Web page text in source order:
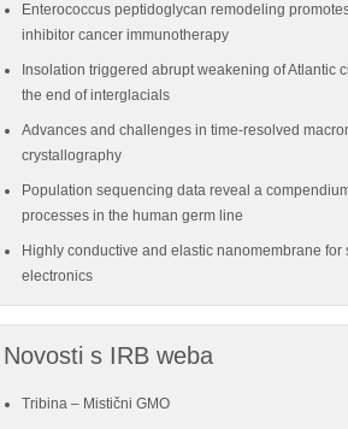
Enterococcus peptidoglycan remodeling
inhibitor cancer immunotherapy
Insolation triggered abrupt weakening of Atlantic
the end of interglacials
Advances and challenges in time-resolved
crystallography
Population sequencing data reveal a
processes in the human germ line
Highly conductive and elastic nanomembrane for
electronics
Novosti s IRB weba
Tribina – Mistični GMO